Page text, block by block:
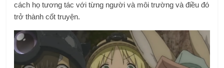
cách họ tương tác với từng người và môi trường và điều đó
trở thành cốt truyện.